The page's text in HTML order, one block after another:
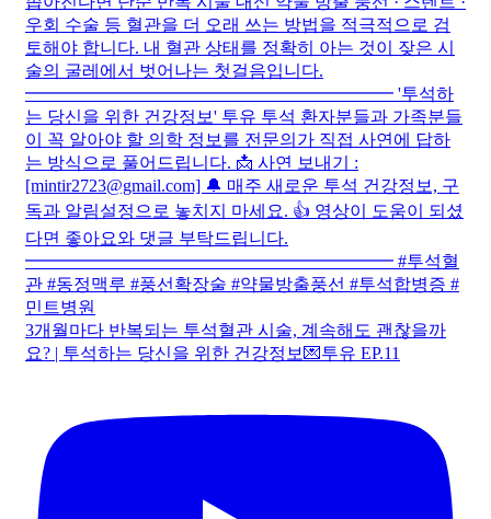
3개월마다 반복되는 투석혈관 시술, 계속해도 괜찮을까
요? | 투석하는 당신을 위한 건강정보💌투유 EP.11